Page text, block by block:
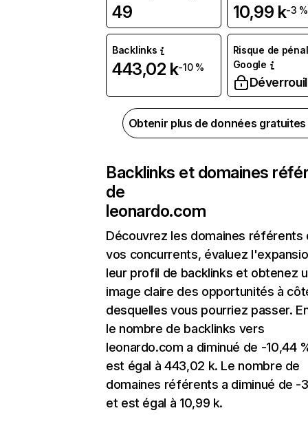
49 10,99 k-3 %
Backlinks
443,02 k-10 %
Risque de
Google
Obtenir plus de données
Backlinks et domaines
de
leonardo.com
Découvrez les domaines référents
vos concurrents, évaluez
leur profil de backlinks et obtenez
image claire des opportunités à
desquelles vous pourriez passer.
le nombre de backlinks vers
leonardo.com a diminué de -10,44
est égal à 443,02 k. Le nombre de
domaines référents a diminué de -
et est égal à 10,99 k.